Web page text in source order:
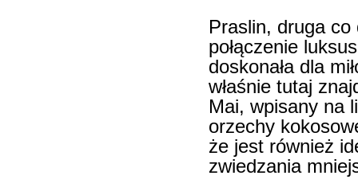
Praslin, druga
połączenie
doskonała dla
właśnie tutaj
Mai, wpisany na
orzechy
że jest również
zwiedzania